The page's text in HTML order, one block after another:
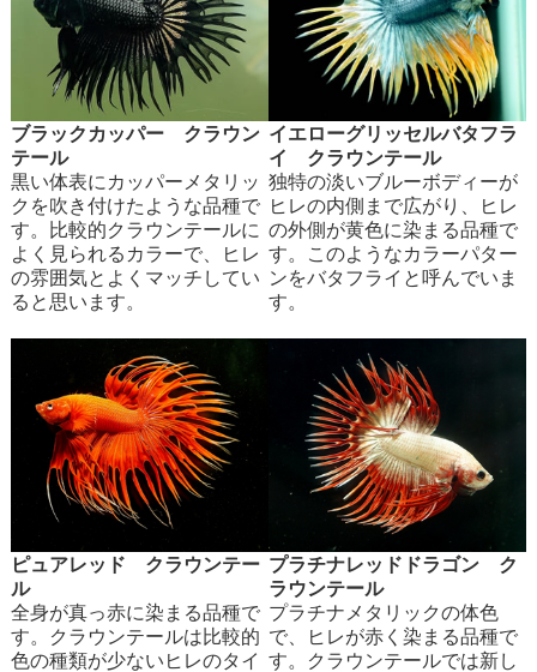
ブラックカッパー クラウン
テール
イエローグリッセルバタフラ
イ クラウンテール
黒い体表にカッパーメタリッ
クを吹き付けたような品種で
す。比較的クラウンテールに
よく見られるカラーで、ヒレ
の雰囲気とよくマッチしてい
ると思います。
独特の淡いブルーボディーが
ヒレの内側まで広がり、ヒレ
の外側が黄色に染まる品種で
す。このようなカラーパター
ンをバタフライと呼んでいま
す。
ピュアレッド クラウンテー
ル
プラチナレッドドラゴン ク
ラウンテール
全身が真っ赤に染まる品種で
す。クラウンテールは比較的
色の種類が少ないヒレのタイ
プラチナメタリックの体色
で、ヒレが赤く染まる品種で
す。クラウンテールでは新し